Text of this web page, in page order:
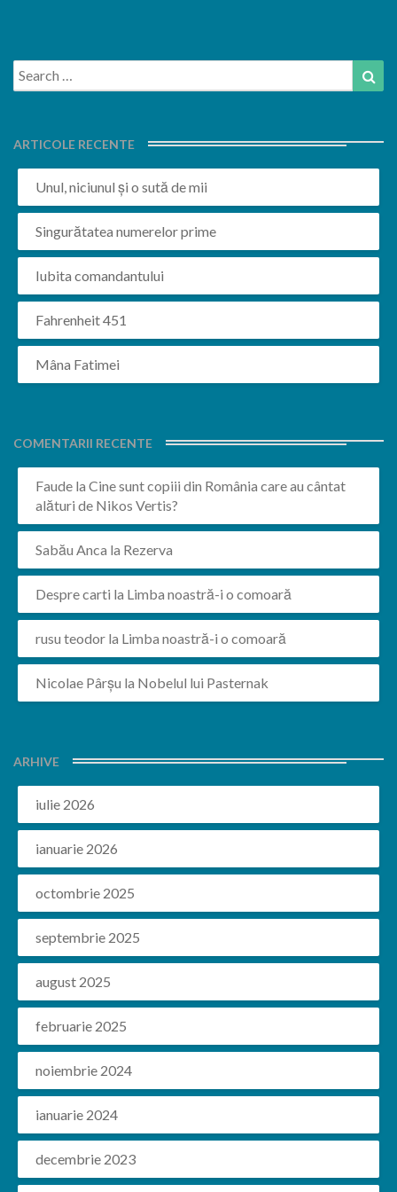
Search
for:
ARTICOLE RECENTE
Unul, niciunul și o sută de mii
Singurătatea numerelor prime
Iubita comandantului
Fahrenheit 451
Mâna Fatimei
COMENTARII RECENTE
Faude la Cine sunt copiii din România care au cântat
alături de Nikos Vertis?
Sabău Anca la Rezerva
Despre carti la Limba noastră-i o comoară
rusu teodor la Limba noastră-i o comoară
Nicolae Pârșu la Nobelul lui Pasternak
ARHIVE
iulie 2026
ianuarie 2026
octombrie 2025
septembrie 2025
august 2025
februarie 2025
noiembrie 2024
ianuarie 2024
decembrie 2023